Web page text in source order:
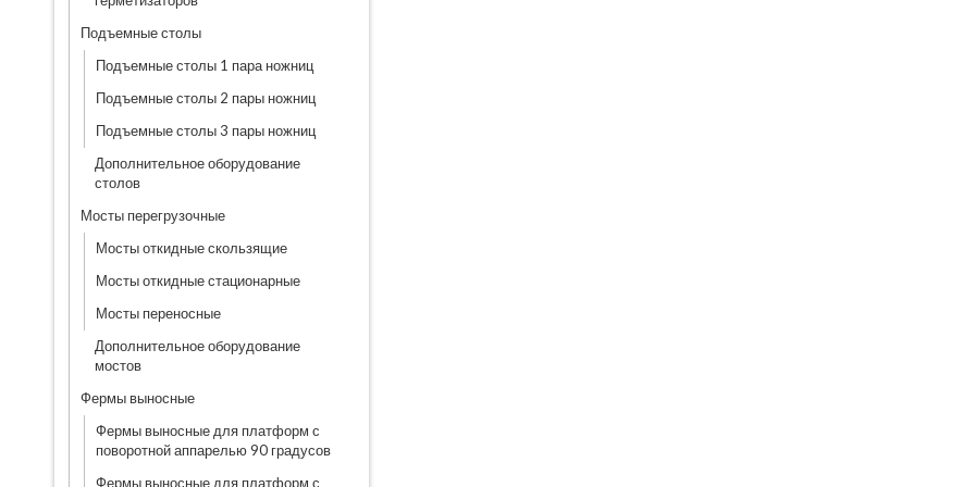
Подъемные столы
Подъемные столы 1 пара ножниц
Подъемные столы 2 пары ножниц
Подъемные столы 3 пары ножниц
Дополнительное оборудование
столов
Мосты перегрузочные
Мосты откидные скользящие
Мосты откидные стационарные
Мосты переносные
Дополнительное оборудование
мостов
Фермы выносные
Фермы выносные для платформ с
поворотной аппарелью 90 градусов
Фермы выносные для платформ с